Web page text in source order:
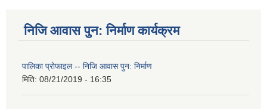
निजि आवास पुन: निर्माण कार्यक्रम
पालिका प्राेफाइल -- निजि आवास पुन: निर्माण
मिति: 08/21/2019 - 16:35